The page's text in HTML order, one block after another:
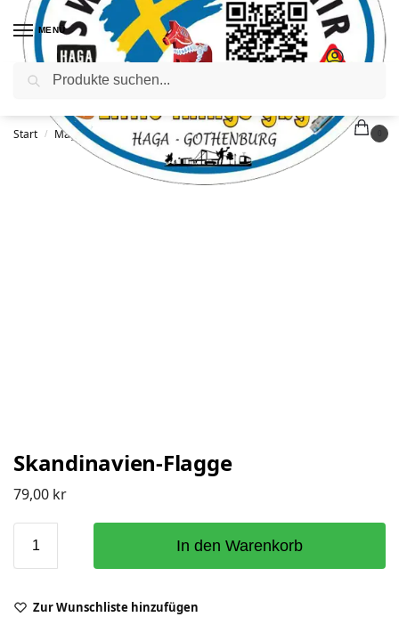
MENÜ
Start / Magnete Skandinavien-Flagge
Skandinavien-Flagge
79,00 kr
In den Warenkorb
Zur Wunschliste hinzufügen